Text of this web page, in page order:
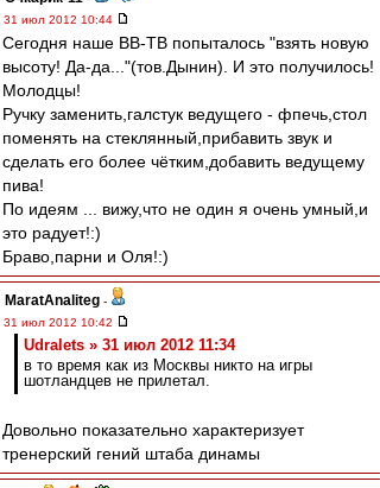
31 июл 2012 10:44
Сегодня наше ВВ-ТВ попыталось "взять новую
высоту! Да-да..."(тов.Дынин). И это получилось!
Молодцы!
Ручку заменить,галстук ведущего - фпечь,стол
поменять на стеклянный,прибавить звук и
сделать его более чётким,добавить ведущему
пива!
По идеям ... вижу,что не один я очень умный,и
это радует!:)
Браво,парни и Оля!:)
MaratAnaliteg -
31 июл 2012 10:42
Udralets » 31 июл 2012 11:34
в то время как из Москвы никто на игры
шотландцев не прилетал.
Довольно показательно характеризует
тренерский гений штаба динамы